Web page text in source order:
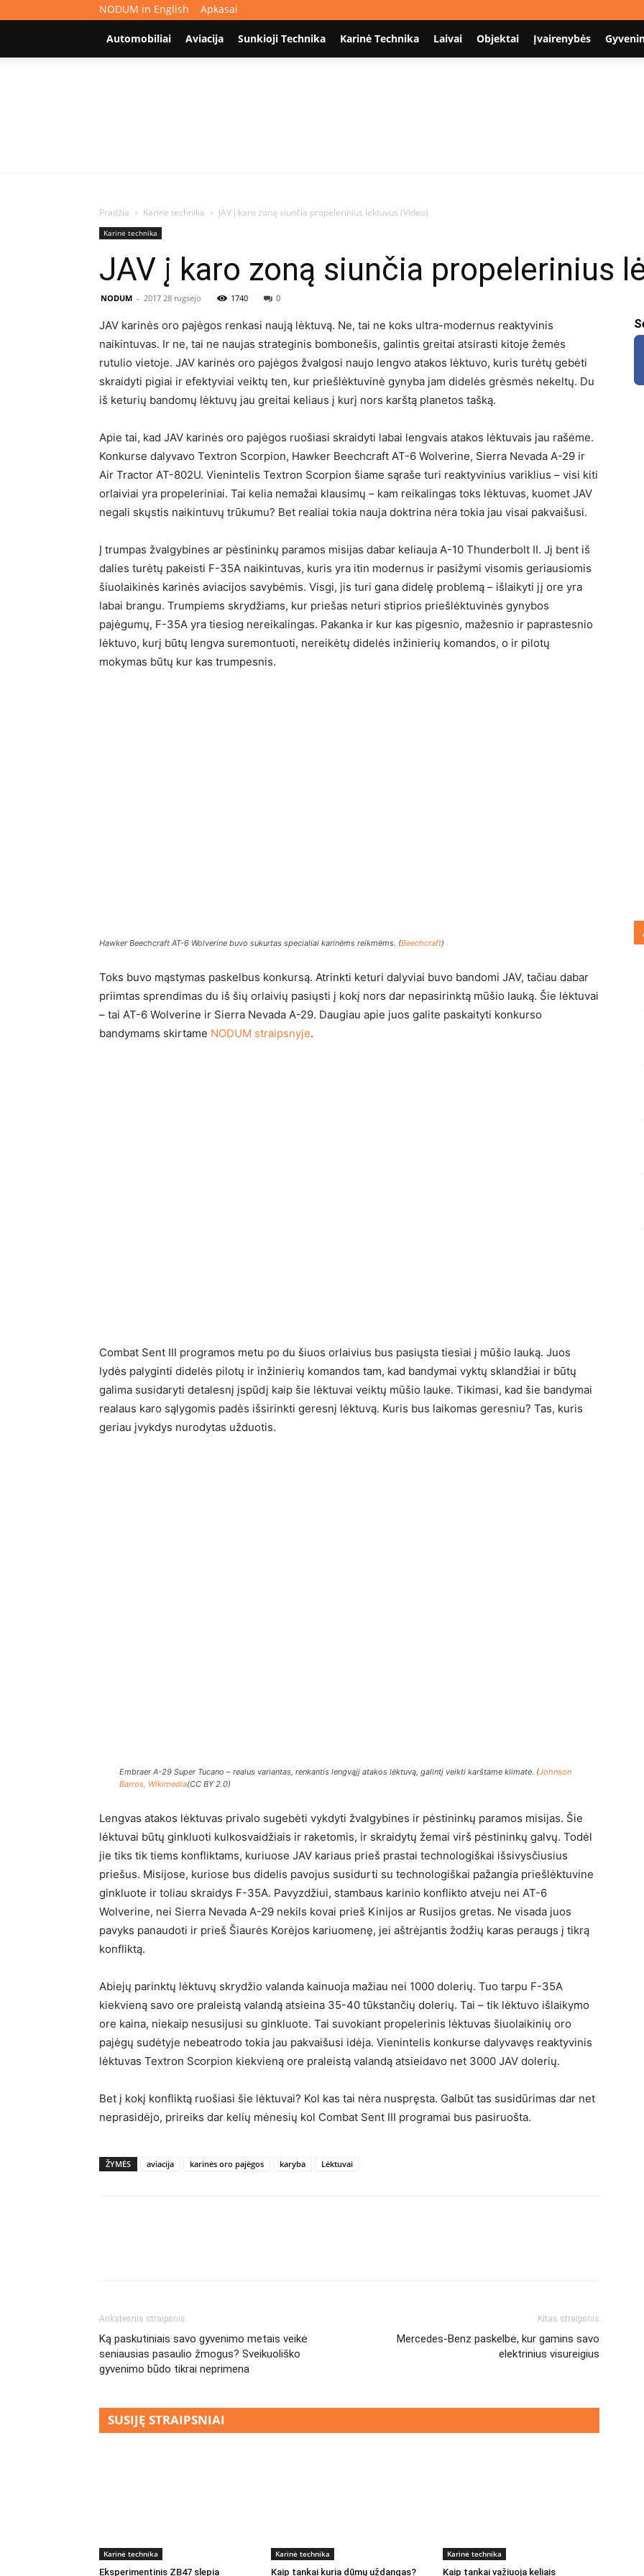
NODUM in English Apkasai
Automobiliai Aviacija Sunkioji Technika Karinė Technika Laivai Objektai Įvairenybės
Pradžia Karinė technika JAV į karo zoną siunčia propelerinius lėktuvus (Video)
Karinė technika
JAV į karo zoną siunčia propelerinius
NODUM - 2017 28 rugsėjo 1740 0
JAV karinės oro pajėgos renkasi naują lėktuvą. Ne, tai ne koks ultra-modernus reaktyvinis
naikintuvas. Ir ne, tai ne naujas strateginis bombonešis, galintis greitai atsirasti kitoje žemės
rutulio vietoje. JAV karinės oro pajėgos žvalgosi naujo lengvo atakos lėktuvo, kuris turėtų gebėti
skraidyti pigiai ir efektyviai veiktų ten, kur priešlėktuvinė gynyba jam didelės grėsmės nekeltų. Du
iš keturių bandomų lėktuvų jau greitai keliaus į kurį nors karštą planetos tašką.
Apie tai, kad JAV karinės oro pajėgos ruošiasi skraidyti labai lengvais atakos lėktuvais jau rašėme.
Konkurse dalyvavo Textron Scorpion, Hawker Beechcraft AT-6 Wolverine, Sierra Nevada A-29 ir
Air Tractor AT-802U. Vienintelis Textron Scorpion šiame sąraše turi reaktyvinius variklius – visi kiti
orlaiviai yra propeleriniai. Tai kelia nemažai klausimų – kam reikalingas toks lėktuvas, kuomet JAV
negali skųstis naikintuvų trūkumu? Bet realiai tokia nauja doktrina nėra tokia jau visai pakvaišusi.
Į trumpas žvalgybines ar pėstininkų paramos misijas dabar keliauja A-10 Thunderbolt II. Jį bent iš
dalies turėtų pakeisti F-35A naikintuvas, kuris yra itin modernus ir pasižymi visomis geriausiomis
šiuolaikinės karinės aviacijos savybėmis. Visgi, jis turi gana didelę problemą – išlaikyti jį ore yra
labai brangu. Trumpiems skrydžiams, kur priešas neturi stiprios priešlėktuvinės gynybos
pajėgumų, F-35A yra tiesiog nereikalingas. Pakanka ir kur kas pigesnio, mažesnio ir paprastesnio
lėktuvo, kurį būtų lengva suremontuoti, nereikėtų didelės inžinierių komandos, o ir pilotų
mokymas būtų kur kas trumpesnis.
Hawker Beechcraft AT-6 Wolverine buvo sukurtas specialiai karinėms reikmėms. (Beechcraft)
Toks buvo mąstymas paskelbus konkursą. Atrinkti keturi dalyviai buvo bandomi JAV, tačiau dabar
priimtas sprendimas du iš šių orlaivių pasiųsti į kokį nors dar nepasirinktą mūšio lauką. Šie lėktuvai
– tai AT-6 Wolverine ir Sierra Nevada A-29. Daugiau apie juos galite paskaityti konkurso
bandymams skirtame NODUM straipsnyje.
Combat Sent III programos metu po du šiuos orlaivius bus pasiųsta tiesiai į mūšio lauką. Juos
lydės palyginti didelės pilotų ir inžinierių komandos tam, kad bandymai vyktų sklandžiai ir būtų
galima susidaryti detalesnį įspūdį kaip šie lėktuvai veiktų mūšio lauke. Tikimasi, kad šie bandymai
realaus karo sąlygomis padės išsirinkti geresnį lėktuvą. Kuris bus laikomas geresniu? Tas, kuris
geriau įvykdys nurodytas užduotis.
Embraer A-29 Super Tucano – realus variantas, renkantis lengvąjį atakos lėktuvą, galintį veikti karštame klimate. (Johnson
Barros, Wikimedia(CC BY 2.0)
Lengvas atakos lėktuvas privalo sugebėti vykdyti žvalgybines ir pėstininkų paramos misijas. Šie
lėktuvai būtų ginkluoti kulkosvaidžiais ir raketomis, ir skraidytų žemai virš pėstininkų galvų. Todėl
jie tiks tik tiems konfliktams, kuriuose JAV kariaus prieš prastai technologiškai išsivysčiusius
priešus. Misijose, kuriose bus didelis pavojus susidurti su technologiškai pažangia priešlėktuvine
ginkluote ir toliau skraidys F-35A. Pavyzdžiui, stambaus karinio konflikto atveju nei AT-6
Wolverine, nei Sierra Nevada A-29 nekils kovai prieš Kinijos ar Rusijos gretas. Ne visada juos
pavyks panaudoti ir prieš Šiaurės Korėjos kariuomenę, jei aštrėjantis žodžių karas peraugs į tikrą
konfliktą.
Abiejų parinktų lėktuvų skrydžio valanda kainuoja mažiau nei 1000 dolerių. Tuo tarpu F-35A
kiekvieną savo ore praleistą valandą atsieina 35-40 tūkstančių dolerių. Tai – tik lėktuvo išlaikymo
ore kaina, niekaip nesusijusi su ginkluote. Tai suvokiant propelerinis lėktuvas šiuolaikinių oro
pajėgų sudėtyje nebeatrodo tokia jau pakvaišusi idėja. Vienintelis konkurse dalyvavęs reaktyvinis
lėktuvas Textron Scorpion kiekvieną ore praleistą valandą atsieidavo net 3000 JAV dolerių.
Bet į kokį konfliktą ruošiasi šie lėktuvai? Kol kas tai nėra nuspręsta. Galbūt tas susidūrimas dar net
neprasidėjo, prireiks dar kelių mėnesių kol Combat Sent III programai bus pasiruošta.
ŽYMĖS aviacija karinės oro pajėgos karyba Lėktuvai
Ankstesnis straipsnis
Ką paskutiniais savo gyvenimo metais veikė
seniausias pasaulio žmogus? Sveikuoliško
gyvenimo būdo tikrai neprimena
Kitas straipsnis
Mercedes-Benz paskelbė, kur gamins savo
elektrinius visureigius
SUSIJĘ STRAIPSNIAI
Karinė technika
Eksperimentinis ZB47 slepia
Karinė technika
Kaip tankai kuria dūmų uždangas?
Karinė technika
Kaip tankai važiuoja keliais